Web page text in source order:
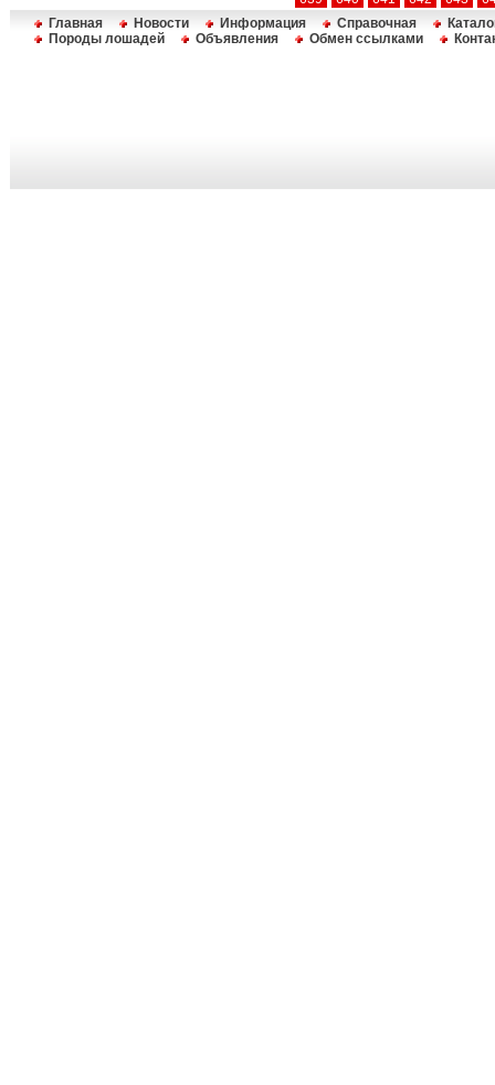
Главная
Новости Информация Справочная
Породы лошадей
Объявления Обмен ссылками